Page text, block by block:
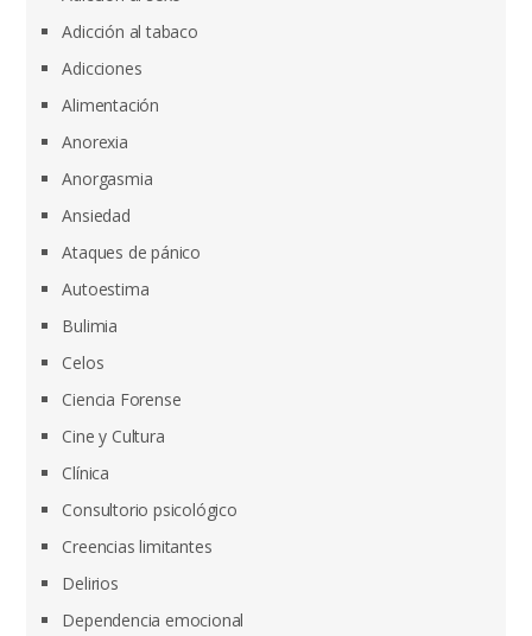
Adicción al tabaco
Adicciones
Alimentación
Anorexia
Anorgasmia
Ansiedad
Ataques de pánico
Autoestima
Bulimia
Celos
Ciencia Forense
Cine y Cultura
Clínica
Consultorio psicológico
Creencias limitantes
Delirios
Dependencia emocional